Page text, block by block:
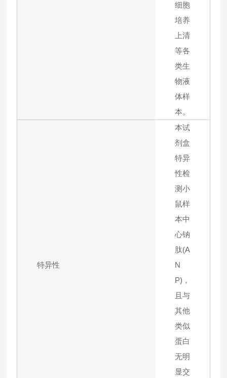
细胞
培养
上清
等各
类生
物液
体样
本。
特异性
本试
剂盒
特异
性检
测小
鼠样
本中
心钠
肽(A
N
P)，
且与
其他
类似
蛋白
无明
显交